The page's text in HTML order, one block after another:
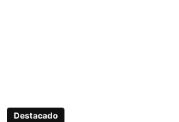
Destacado